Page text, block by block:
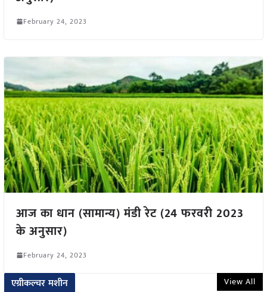
February 24, 2023
आज का धान (सामान्य) मंडी रेट (24 फरवरी 2023
के अनुसार)
February 24, 2023
एग्रीकल्चर मशीन View All